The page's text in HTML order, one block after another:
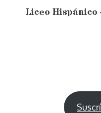
Liceo Hispánico